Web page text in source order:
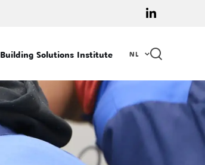
linkedin
Building Solutions Institute NLNL